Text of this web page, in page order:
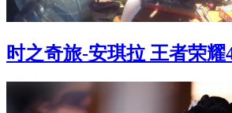
时之奇旅-安琪拉 王者荣耀